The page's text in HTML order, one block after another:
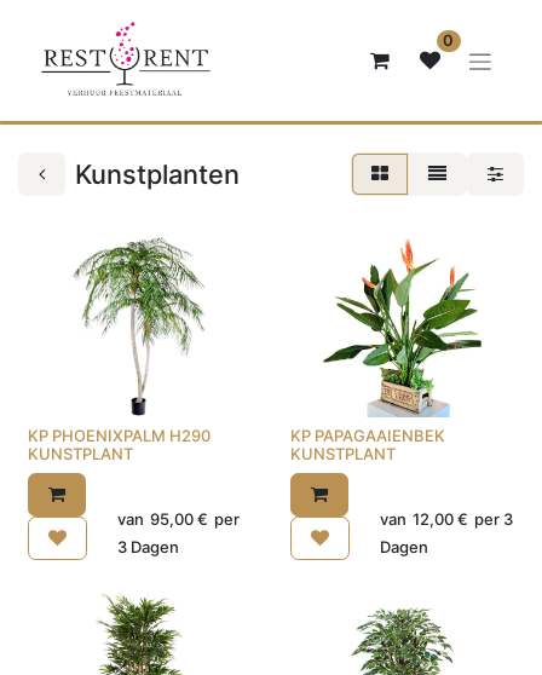
0
Kunstplanten
KP PHOENIXPALM H290
KUNSTPLANT
van 95,00€ per
3 Dagen
KP PAPAGAAIENBEK
KUNSTPLANT
van 12,00€ per 3
Dagen